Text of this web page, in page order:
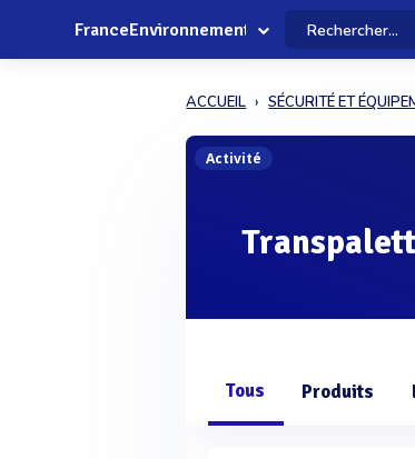
FranceEnvironnement
ACCUEIL SÉCURITÉ ET
Activité
Tous Produits